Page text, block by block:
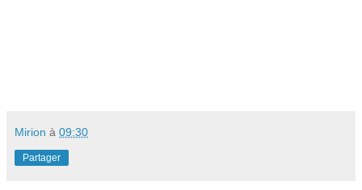
Mirion à 09:30
Partager